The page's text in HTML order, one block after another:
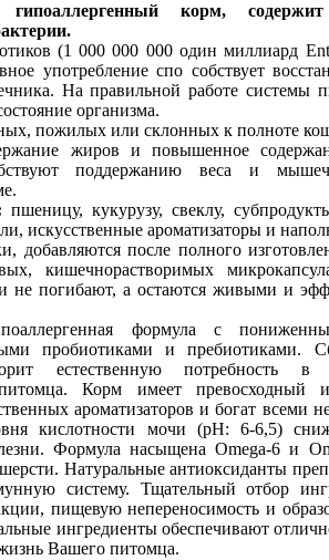
гипоаллергенный корм,
(1 000 000 000 один миллиард
употребление спо собствует
На правильной работе системы
организма.
пожилых или склонных к полноте
жиров и повышенное
поддержанию веса и
пшеницу, кукурузу, свеклу,
искусственные ароматизаторы и
добавляются после полного
кишечнорастворимых
не погибают, а остаются живыми и
формула с
пробиотиками и пребиотиками.
естественную потребность
питомца. Корм имеет превосходный
ароматизаторов и богат всеми
кислотности мочи (pH: 6-6,5)
Формула насыщена Omega-6 и
Натуральные антиоксиданты
систему. Тщательный отбор
пищевую непереносимость и
ингредиенты обеспечивают
Вашего питомца.